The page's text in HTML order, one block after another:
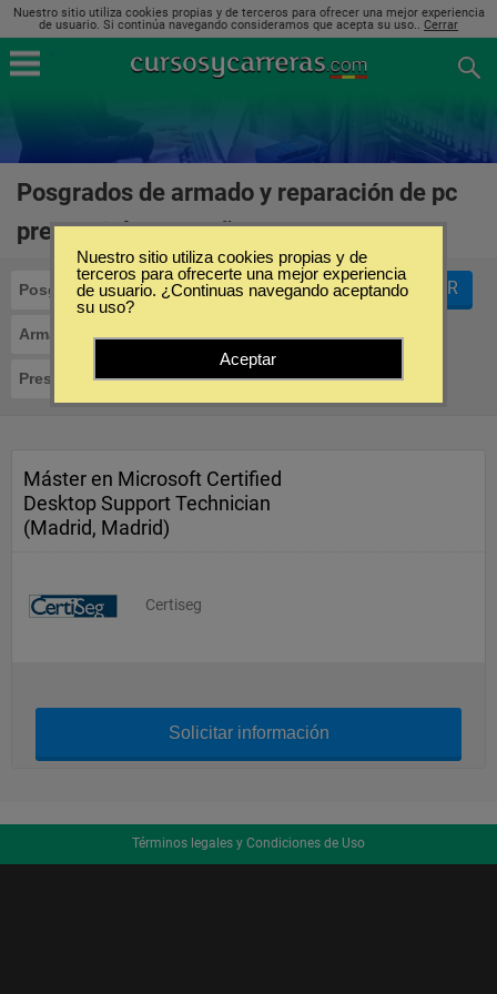
Nuestro sitio utiliza cookies propias y de terceros para ofrecer una mejor experiencia
de usuario. Si continúa navegando consideramos que acepta su uso.. Cerrar
Posgrados de armado y reparación de pc
presencial en España
Posgrados
Armado y Reparación de PC
Presencial
FILTRAR
Máster en Microsoft Certified
Desktop Support Technician
(Madrid, Madrid)
Certiseg
Solicitar información
Términos legales y Condiciones de Uso
Nuestro sitio utiliza cookies propias y de
terceros para ofrecerte una mejor experiencia
de usuario. ¿Continuas navegando aceptando
su uso?
Aceptar